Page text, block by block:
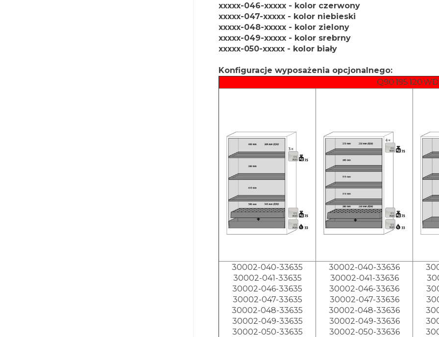
xxxxx-046-xxxxx - kolor czerwony
xxxxx-047-xxxxx - kolor niebieski
xxxxx-048-xxxxx - kolor zielony
xxxxx-049-xxxxx - kolor srebrny
xxxxx-050-xxxxx - kolor biały
Konfiguracje wyposażenia opcjonalnego:
30002-040-33635
30002-041-33635
30002-046-33635
30002-047-33635
30002-048-33635
30002-049-33635
30002-050-33635
30002-040-33636
30002-041-33636
30002-046-33636
30002-047-33636
30002-048-33636
30002-049-33636
30002-050-33636